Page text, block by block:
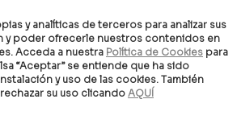
VORTICE en el mundo
y analíticas de terceros para analizar sus
y poder ofrecerle nuestros contenidos en
Acceda a nuestra Política de Cookies para
“Aceptar” se entiende que ha sido
y uso de las cookies. También
su uso clicando AQUÍ